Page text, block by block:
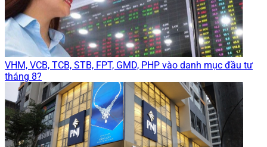
VHM, VCB, TCB, STB, FPT, GMD, PHP vào danh mục đầu tư
tháng 8?